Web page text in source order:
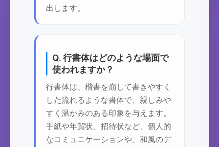
出します。
Q. 行書体はどのような場面で
使われますか？
行書体は、楷書を崩して書きやすく
した流れるような書体で、親しみや
すく温かみのある印象を与えます。
手紙や年賀状、招待状など、個人的
なコミュニケーションや、和風のデ